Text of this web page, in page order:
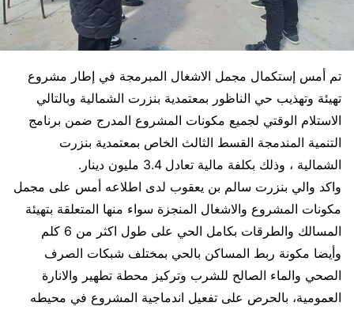
تم أمس إستكمال مجمل الاشغال المبرمجة في إطار مشروع
تهيئة وتهذيب حي الناظور بمعتمدية بنزرت الشمالية وبالتالي
الاستلام الوقتي لجميع مكونات المشروع المدرج ضمن برنامج
التنمية المندمجة القسط الثالث الخاص بمعتمدية بنزرت
الشمالية ، وذلك بكلفة مالية تعادل 3.4 مليون دينار.
واكد والي بنزرت سالم بن يعقوب لدى اطلاعه أمس على مجمل
مكونات المشروع والاشغال المنجزة سواء منها المتعلقة بتهيئة
المسالك والطرقات بكامل الحي على طول اكثر من 6 كلم
وأيضا مكونة ربط المساكن بالحي بمختلف شبكات الصرف
الصحي والماء الصالح للشرب وتركيز محطة تطهير والانارة
العمومية، بالحرص على تفعيل اندماجية المشروع في محيطه